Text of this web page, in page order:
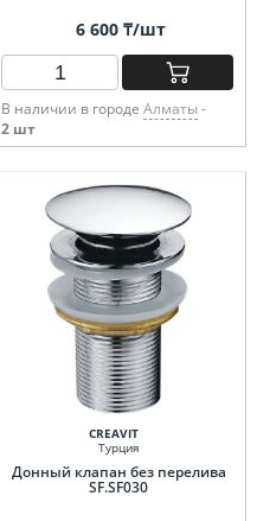
6 600 ₸/шт
В наличии в городе Алматы -
2 шт
CREAVIT
Турция
Донный клапан без перелива
SF.SF030